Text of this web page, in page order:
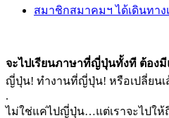
สมาชิกสมาคมฯ ได้เดินทาง
จะไปเรียนภาษาที่ญี่ปุ่นทั้งที ต้อง
ญี่ปุ่น! ทำงานที่ญี่ปุ่น! หรือเปลี่ยนเ
.
ไม่ใช่แค่ไปญี่ปุ่น…แต่เราจะไปใ